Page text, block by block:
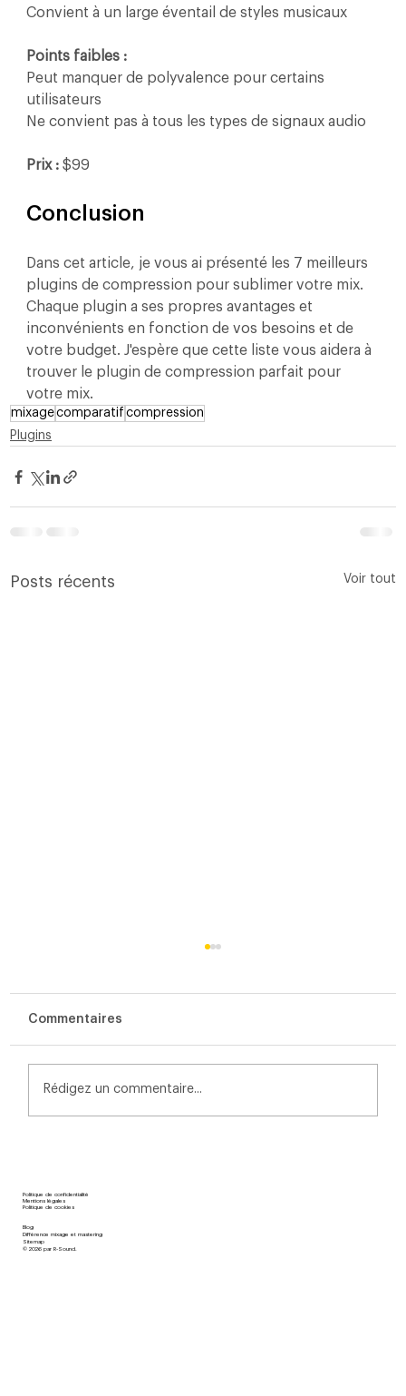
Convient à un large éventail de styles musicaux
Points faibles :
Peut manquer de polyvalence pour certains
utilisateurs
Ne convient pas à tous les types de signaux audio
Prix : $99
Conclusion
Dans cet article, je vous ai présenté les 7 meilleurs
plugins de compression pour sublimer votre mix.
Chaque plugin a ses propres avantages et
inconvénients en fonction de vos besoins et de
votre budget. J'espère que cette liste vous aidera à
trouver le plugin de compression parfait pour
votre mix.
mixagecomparatif compression
Plugins
Posts récents Voir tout
productions
Commentaires
Rédigez un commentaire...
Politique de confidentialité
Mentions légales
Politique de cookies
Blog
Différence mixage et mastering
Sitemap
© 2026 par R-Sound.